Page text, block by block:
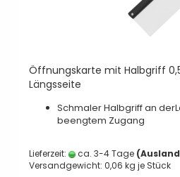
Öffnungskarte mit Halbgriff
Längsseite
Schmaler Halbgriff an
beengtem Zugang
Lieferzeit: ca. 3-4 Tage
Versandgewicht:0,06 kg je Stück